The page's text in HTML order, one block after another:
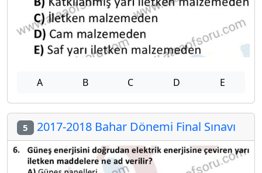
A B C D E
5 2017-2018 Bahar Dönemi Final Sınavı